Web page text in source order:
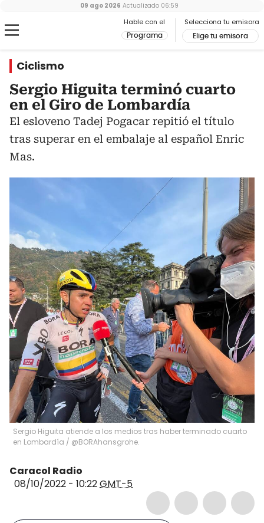
Hable con el
Programa
Selecciona tu emisora
Elige tu emisora
09 ago 2026 Actualizado 06:59
Ciclismo
Sergio Higuita terminó cuarto
en el Giro de Lombardía
El esloveno Tadej Pogacar repitió el título
tras superar en el embalaje al español Enric
Mas.
Sergio Higuita atiende a los medios tras haber terminado cuarto
en Lombardía / @BORAhansgrohe.
Caracol Radio
08/10/2022 - 10:22GMT-5